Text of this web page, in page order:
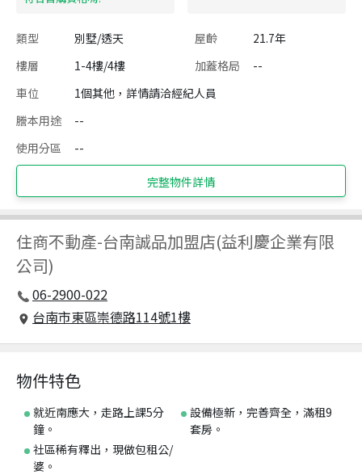
類型 別墅/透天 屋齡
21.7年
樓層
1-4樓/4樓 加蓋格局
--
車位
1個其他，詳情請洽經紀人員
謄本用途
--
使用分區
--
完整物件詳情
住商不動產-台南誠品加盟店(益利慶企業有限
公司)
06-2900-022
台南市東區崇德路114號1樓
物件特色
就近南應大，走路上課5分
鐘。
設備極新，完善齊全，滿租9
套房。
社區稀有釋出，現做包租公/
婆。